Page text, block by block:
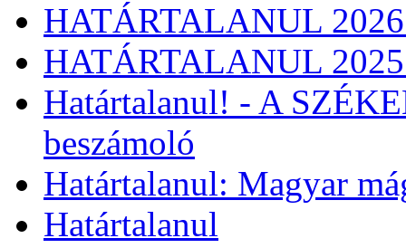
HATÁRTALANUL
HATÁRTALANUL
Határtalanul! - A
beszámoló
Határtalanul: Magyar
Határtalanul